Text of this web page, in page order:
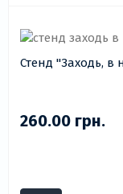
Стенд "Заходь,
260.00 грн.